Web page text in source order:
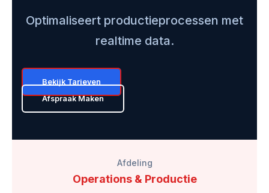
Optimaliseert productieprocessen met
realtime data.
Bekijk Tarieven
Afspraak Maken
Afdeling
Operations & Productie